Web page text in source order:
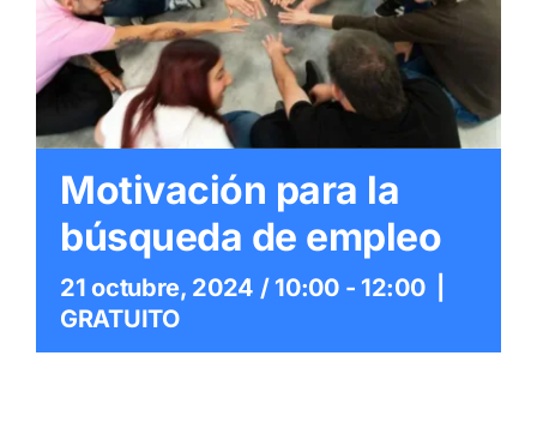
Mediateca
Buscar:
Motivación para la
búsqueda de empleo
21 octubre, 2024 / 10:00- 12:00
GRATUITO